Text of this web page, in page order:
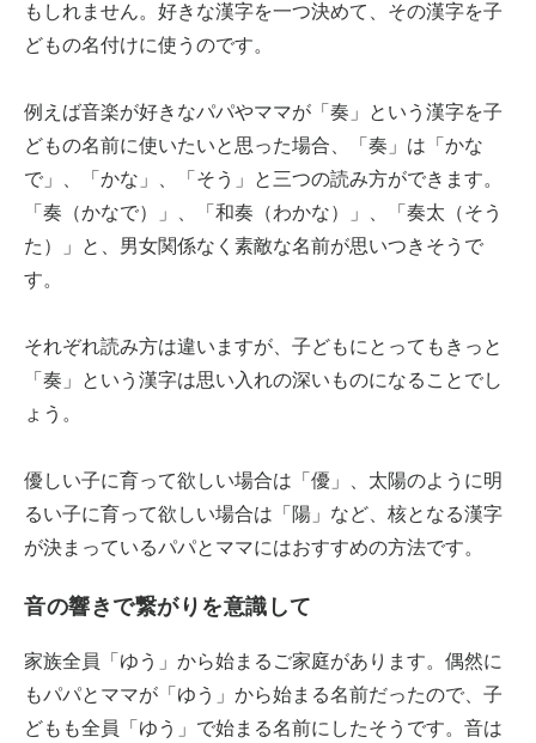
もしれません。好きな漢字を一つ決めて、その漢字を子
どもの名付けに使うのです。
例えば音楽が好きなパパやママが「奏」という漢字を子
どもの名前に使いたいと思った場合、「奏」は「かな
で」、「かな」、「そう」と三つの読み方ができます。
「奏（かなで）」、「和奏（わかな）」、「奏太（そう
た）」と、男女関係なく素敵な名前が思いつきそうで
す。
それぞれ読み方は違いますが、子どもにとってもきっと
「奏」という漢字は思い入れの深いものになることでし
ょう。
優しい子に育って欲しい場合は「優」、太陽のように明
るい子に育って欲しい場合は「陽」など、核となる漢字
が決まっているパパとママにはおすすめの方法です。
音の響きで繋がりを意識して
家族全員「ゆう」から始まるご家庭があります。偶然に
もパパとママが「ゆう」から始まる名前だったので、子
どもも全員「ゆう」で始まる名前にしたそうです。音は